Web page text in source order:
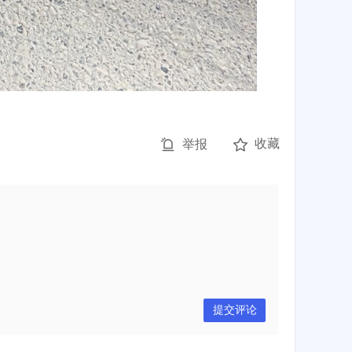
举报 收藏
提交评论